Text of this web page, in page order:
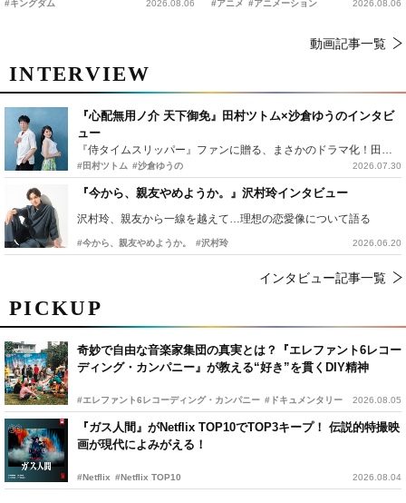
PICKUP
奇妙で自由な音楽家集団の真実とは？『エレファント6レコー
ディング・カンパニー』が教える“好き”を貫くDIY精神
#エレファント6レコーディング・カンパニー #ドキュメンタリー 2026.08.05
『ガス人間』がNetflix TOP10でTOP3キープ！ 伝説的特撮映
画が現代によみがえる！
#Netflix #Netflix TOP10 2026.08.04
#キングダム 2026.08.06 #アニメ #アニメーション 2026.08.06
動画記事一覧
INTERVIEW
『心配無用ノ介 天下御免』田村ツトム×沙倉ゆうのインタビ
ュー
『侍タイムスリッパー』ファンに贈る、まさかのドラマ化！田村ツトム×沙倉ゆうのが語る『心配無用ノ介』撮影秘話
#田村ツトム #沙倉ゆうの 2026.07.30
『今から、親友やめようか。』沢村玲インタビュー
沢村玲、親友から一線を越えて…理想の恋愛像について語る
#今から、親友やめようか。 #沢村玲 2026.06.20
インタビュー記事一覧